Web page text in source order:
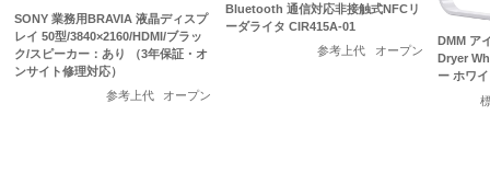
SONY 業務用BRAVIA 液晶ディスプ
レイ 50型/3840×2160/HDMI/ブラッ
ク/スピーカー：あり （3年保証・オ
ンサイト修理対応）
参考上代
オープン
Bluetooth 通信対応非接触式NFCリ
ーダライタ CIR415A-01
参考上代
オープン
DMM ア
Dryer
ー ホワ